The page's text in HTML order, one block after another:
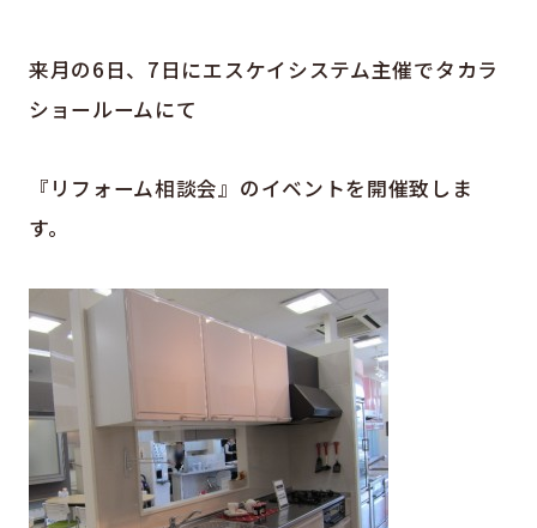
来月の6日、7日にエスケイシステム主催でタカラ
ショールームにて
『リフォーム相談会』のイベントを開催致しま
す。